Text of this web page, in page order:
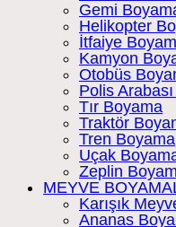
Gemi
Helikopter
İtfaiye
Kamyon
Otobüs
Polis
Tır Boyama
Traktör
Tren Boyama
Uçak
Zeplin
MEYVE
Karışık
Ananas